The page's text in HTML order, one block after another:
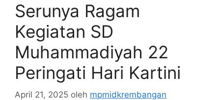
Serunya Ragam
Kegiatan SD
Muhammadiyah 22
Peringati Hari Kartini
April 21, 2025 oleh mpmidkrembangan